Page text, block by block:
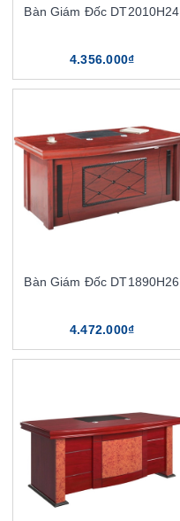
Bàn Giám Đốc DT2010H24
4.356.000₫
Bàn Giám Đốc DT1890H26
4.472.000₫